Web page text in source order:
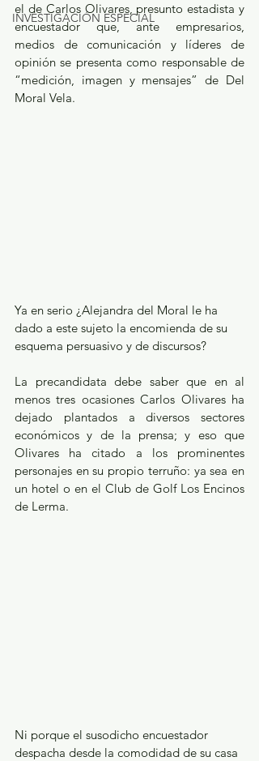
INVESTIGACIÓN ESPECIAL
el de Carlos Olivares, presunto estadista y
encuestador que, ante empresarios,
medios de comunicación y líderes de
opinión se presenta como responsable de
“medición, imagen y mensajes” de Del
Moral Vela.
Ya en serio ¿Alejandra del Moral le ha
dado a este sujeto la encomienda de su
esquema persuasivo y de discursos?
La precandidata debe saber que en al
menos tres ocasiones Carlos Olivares ha
dejado plantados a diversos sectores
económicos y de la prensa; y eso que
Olivares ha citado a los prominentes
personajes en su propio terruño: ya sea en
un hotel o en el Club de Golf Los Encinos
de Lerma.
Ni porque el susodicho encuestador
despacha desde la comodidad de su casa